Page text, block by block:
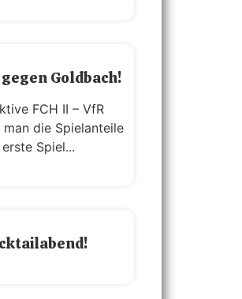
Goldbach!
FCH II – VfR
die Spielanteile
Spiel...